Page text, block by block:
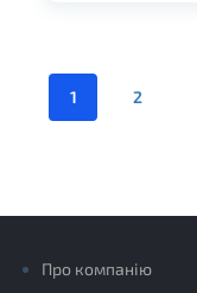
1 2
Про компанію